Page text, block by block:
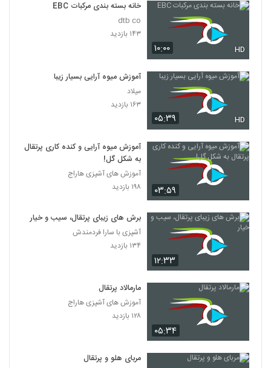
۱۰:۰۰ HD
خانه بسته بندی مرکبات EBC
dtb co
۱۴۳ بازدید
۰۵:۳۹ HD
آموزش میوه آرایی بسیار زیبا
میلاد
۱۶۳ بازدید
۰۳:۵۹
آموزش میوه آرایی و کنده کاری پرتقال
به شکل گل!
آموزش های آشپزی هاراج
۱۹۸ بازدید
۱۲:۳۳
برش های زیبای پرتقال، سیب و خیار
آشپزی با سارا فردمندش
۱۳۴ بازدید
۰۵:۳۴
مارمالاد پرتقال
آموزش های آشپزی هاراج
۱۲۸ بازدید
مربای هلو و پرتقال